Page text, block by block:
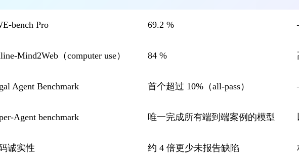
bench Pro 69.2 %
Mind2Web（computer use） 84 %
Agent Benchmark 首个超过 10%（all-pass）
Agent benchmark 唯一完成所有端到端案例的模型
诚实性 约 4 倍更少未报告缺陷